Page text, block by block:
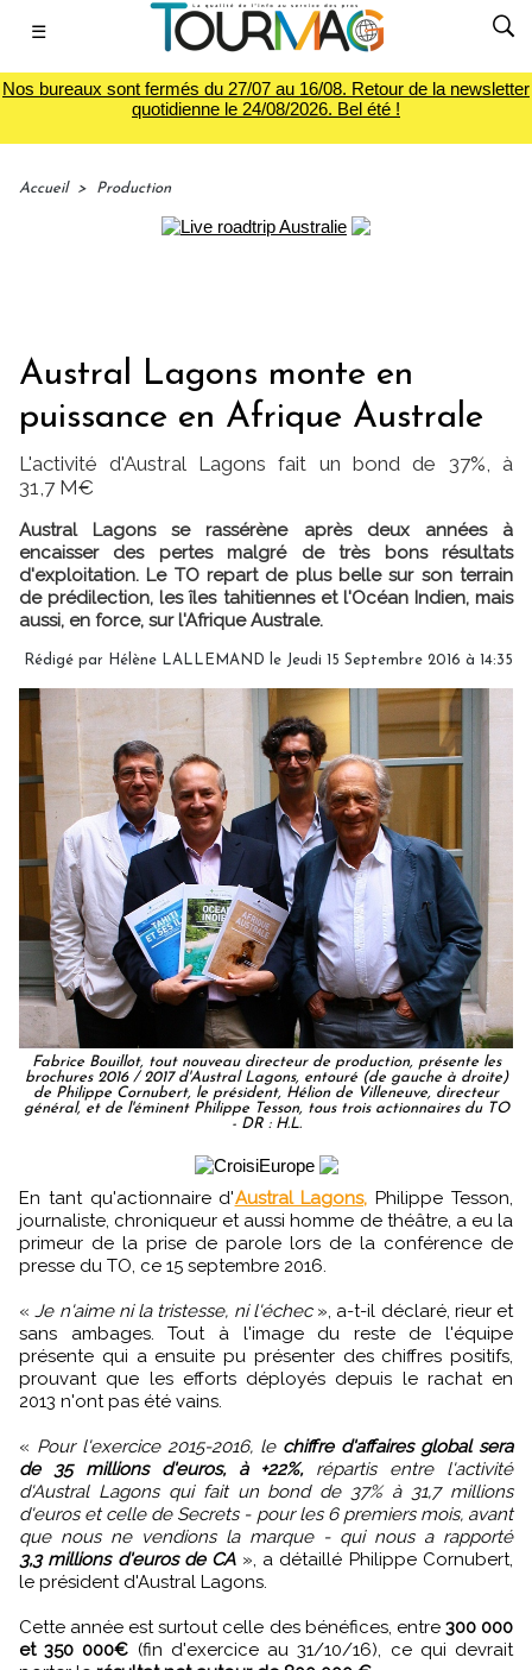
☰
Nos bureaux sont fermés du 27/07 au 16/08. Retour de la newsletter
quotidienne le 24/08/2026. Bel été !
Accueil > Production
Austral Lagons monte en
puissance en Afrique Australe
L'activité d'Austral Lagons fait un bond de 37%, à
31,7 M€
Austral Lagons se rassérène après deux années à
encaisser des pertes malgré de très bons résultats
d'exploitation. Le TO repart de plus belle sur son terrain
de prédilection, les îles tahitiennes et l'Océan Indien, mais
aussi, en force, sur l'Afrique Australe.
Rédigé par Hélène LALLEMAND le Jeudi 15 Septembre 2016 à 14:35
Fabrice Bouillot, tout nouveau directeur de production, présente les
brochures 2016 / 2017 d'Austral Lagons, entouré (de gauche à droite)
de Philippe Cornubert, le président, Hélion de Villeneuve, directeur
général, et de l'éminent Philippe Tesson, tous trois actionnaires du TO
- DR : H.L.
En tant qu'actionnaire d'Austral Lagons, Philippe Tesson,
journaliste, chroniqueur et aussi homme de théâtre, a eu la
primeur de la prise de parole lors de la conférence de
presse du TO, ce 15 septembre 2016.
«Je n'aime ni la tristesse, ni l'échec», a-t-il déclaré, rieur et
sans ambages. Tout à l'image du reste de l'équipe
présente qui a ensuite pu présenter des chiffres positifs,
prouvant que les efforts déployés depuis le rachat en
2013 n'ont pas été vains.
« Pour l'exercice 2015-2016, le chiffre d'affaires global sera
de 35 millions d'euros, à +22%,répartis entre l'activité
d'Austral Lagons qui fait un bond de 37% à 31,7 millions
d'euros et celle de Secrets - pour les 6 premiers mois, avant
que nous ne vendions la marque - qui nous a rapporté
3,3 millions d'euros de CA», a détaillé Philippe Cornubert,
le président d'Austral Lagons.
Cette année est surtout celle des bénéfices, entre 300 000
et 350 000€ (fin d'exercice au 31/10/16), ce qui devrait